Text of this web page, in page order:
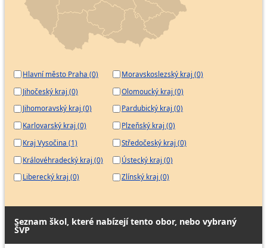
Hlavní město Praha (0)
Jihočeský kraj (0)
Jihomoravský kraj (0)
Karlovarský kraj (0)
Kraj Vysočina (1)
Královéhradecký kraj (0)
Liberecký kraj (0)
Moravskoslezský kraj (0)
Olomoucký kraj (0)
Pardubický kraj (0)
Plzeňský kraj (0)
Středočeský kraj (0)
Ústecký kraj (0)
Zlínský kraj (0)
Seznam škol, které nabízejí tento obor, nebo vybraný
ŠVP